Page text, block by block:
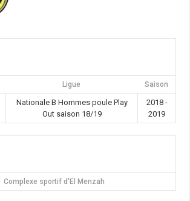
Ligue Saison
Nationale B Hommes poule Play
Out saison 18/19
2018 -
2019
Complexe sportif d'El Menzah